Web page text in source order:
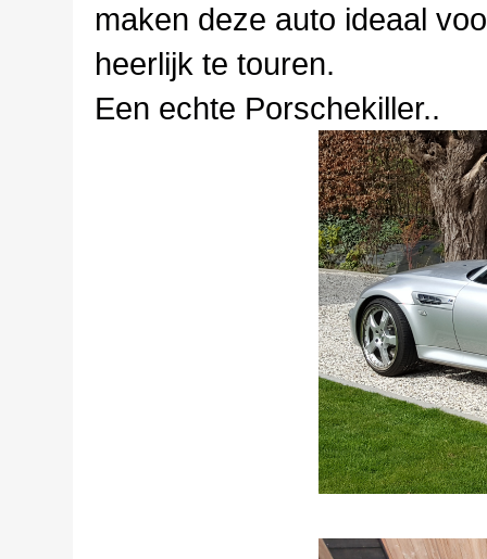
maken deze auto ideaal
heerlijk te touren.
Een echte Porschekiller..